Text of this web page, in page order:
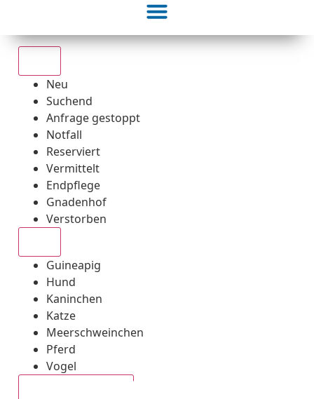
Neu
Suchend
Anfrage gestoppt
Notfall
Reserviert
Vermittelt
Endpflege
Gnadenhof
Verstorben
Guineapig
Hund
Kaninchen
Katze
Meerschweinchen
Pferd
Vogel